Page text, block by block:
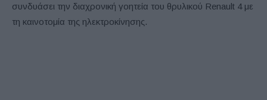
συνδυάσει την διαχρονική γοητεία του θρυλικού Renault 4 με
τη καινοτομία της ηλεκτροκίνησης.